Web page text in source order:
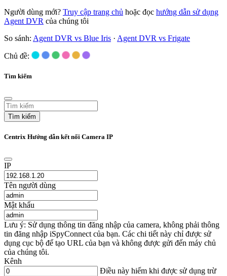
Người dùng mới? Truy cập trang chủ hoặc đọc hướng dẫn sử dụng
Agent DVR của chúng tôi
So sánh: Agent DVR vs Blue Iris · Agent DVR vs Frigate
Chủ đề:
Tìm kiếm
Tìm kiếm
Centrix Hướng dẫn kết nối Camera IP
IP
Tên người dùng
Mật khẩu
Lưu ý: Sử dụng thông tin đăng nhập của camera, không phải thông
tin đăng nhập iSpyConnect của bạn. Các chi tiết này chỉ được sử
dụng cục bộ để tạo URL của bạn và không được gửi đến máy chủ
của chúng tôi.
Kênh
Điều này hiếm khi được sử dụng trừ